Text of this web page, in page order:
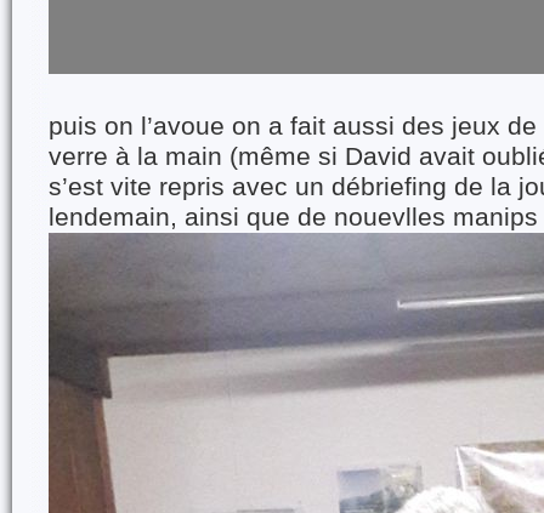
puis on l’avoue on a fait aussi des jeux
verre à la main (même si David avait
s’est vite repris avec un débriefing de la
lendemain, ainsi que de nouevlles manips